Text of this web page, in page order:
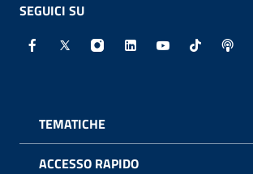
SEGUICI SU
Facebook - Sito esterno - Apertura
X - Sito esterno - Apertura in
Instagram - Sito
Linkedin - Sito
Youtube -
TikTok -
TEMATICHE
ACCESSO RAPIDO